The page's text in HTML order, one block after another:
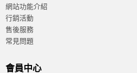
網站功能介紹
行銷活動
售後服務
常見問題
會員中心